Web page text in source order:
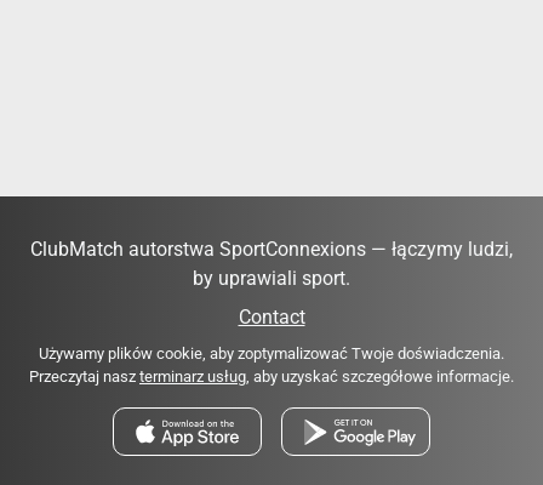
ClubMatch autorstwa SportConnexions — łączymy ludzi,
by uprawiali sport.
Contact
Używamy plików cookie, aby zoptymalizować Twoje doświadczenia.
Przeczytaj nasz terminarz usług, aby uzyskać szczegółowe informacje.